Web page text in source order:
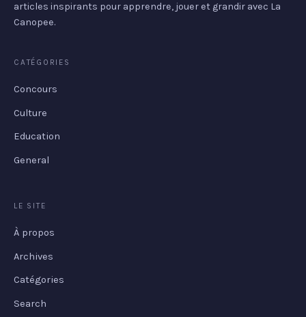
articles inspirants pour apprendre, jouer et grandir avec La
Canopee.
CATÉGORIES
Concours
Culture
Education
General
LE SITE
À propos
Archives
Catégories
Search